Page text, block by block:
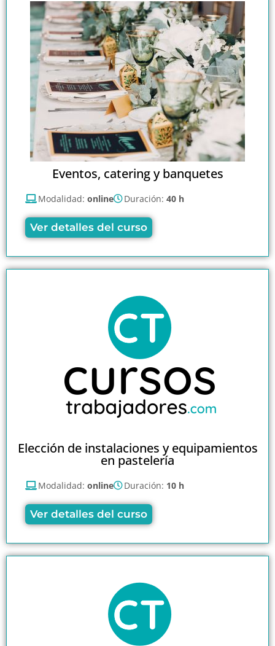
Eventos, catering y banquetes
Modalidad: online Duración: 40 h
Ver detalles del curso
Elección de instalaciones y equipamientos
en pastelería
Modalidad: online Duración: 10 h
Ver detalles del curso